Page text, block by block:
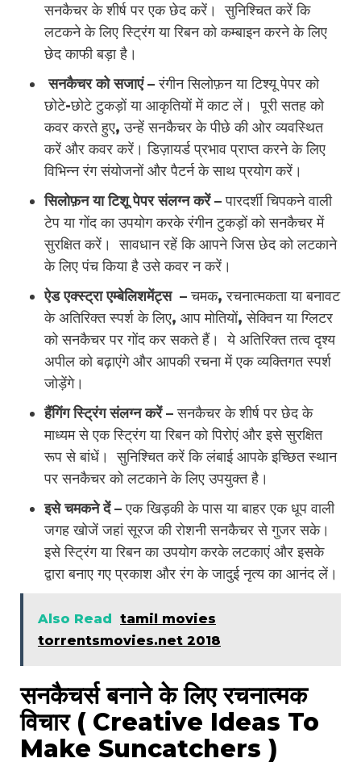
सनकैचर के शीर्ष पर एक छेद करें। सुनिश्चित करें कि
लटकने के लिए स्ट्रिंग या रिबन को कम्बाइन करने के लिए
छेद काफी बड़ा है।
सनकैचर को सजाएं –रंगीन सिलोफ़न या टिश्यू पेपर को
छोटे-छोटे टुकड़ों या आकृतियों में काट लें। पूरी सतह को
कवर करते हुए, उन्हें सनकैचर के पीछे की ओर व्यवस्थित
करें और कवर करें। डिज़ायर्ड प्रभाव प्राप्त करने के लिए
विभिन्न रंग संयोजनों और पैटर्न के साथ प्रयोग करें।
सिलोफ़न या टिशू पेपर संलग्न करें –पारदर्शी चिपकने वाली
टेप या गोंद का उपयोग करके रंगीन टुकड़ों को सनकैचर में
सुरक्षित करें। सावधान रहें कि आपने जिस छेद को लटकाने
के लिए पंच किया है उसे कवर न करें।
ऐड एक्स्ट्रा एम्बेलिशमेंट्स – चमक, रचनात्मकता या बनावट
के अतिरिक्त स्पर्श के लिए, आप मोतियों, सेक्विन या ग्लिटर
को सनकैचर पर गोंद कर सकते हैं। ये अतिरिक्त तत्व दृश्य
अपील को बढ़ाएंगे और आपकी रचना में एक व्यक्तिगत स्पर्श
जोड़ेंगे।
हैंगिंग स्ट्रिंग संलग्न करें –सनकैचर के शीर्ष पर छेद के
माध्यम से एक स्ट्रिंग या रिबन को पिरोएं और इसे सुरक्षित
रूप से बांधें। सुनिश्चित करें कि लंबाई आपके इच्छित स्थान
पर सनकैचर को लटकाने के लिए उपयुक्त है।
इसे चमकने दें –एक खिड़की के पास या बाहर एक धूप वाली
जगह खोजें जहां सूरज की रोशनी सनकैचर से गुजर सके।
इसे स्ट्रिंग या रिबन का उपयोग करके लटकाएं और इसके
द्वारा बनाए गए प्रकाश और रंग के जादुई नृत्य का आनंद लें।
Also Read tamil movies
torrentsmovies.net 2018
सनकैचर्स बनाने के लिए रचनात्मक
विचार ( Creative Ideas To
Make Suncatchers )